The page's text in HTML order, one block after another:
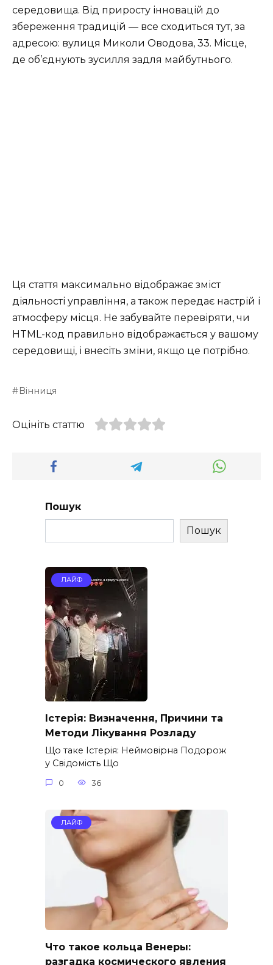
середовища. Від приросту інновацій до
збереження традицій — все сходиться тут, за
адресою: вулиця Миколи Оводова, 33. Місце,
де об’єднують зусилля задля майбутнього.
Ця стаття максимально відображає зміст
діяльності управління, а також передає настрій і
атмосферу місця. Не забувайте перевіряти, чи
HTML-код правильно відображається у вашому
середовищі, і внесіть зміни, якщо це потрібно.
Вінниця
Оцініть статтю
Пошук
Пошук
ЛАЙФ
Істерія: Визначення, Причини та
Методи Лікування Розладу
Що таке Істерія: Неймовірна Подорож
у Свідомість Що
0 36
ЛАЙФ
Что такое кольца Венеры:
разгадка космического явления